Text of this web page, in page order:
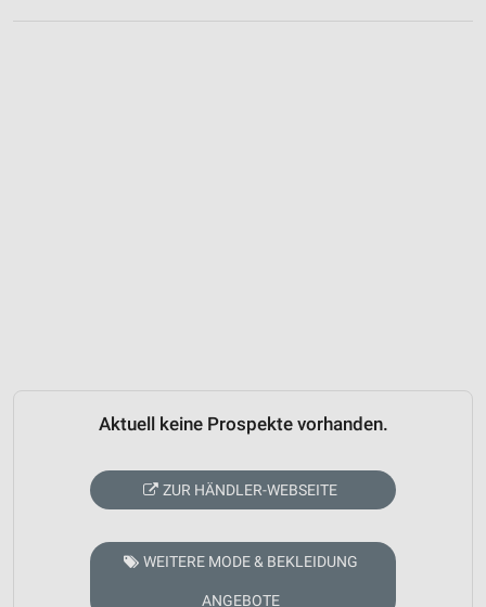
Aktuell keine Prospekte vorhanden.
ZUR HÄNDLER-WEBSEITE
WEITERE MODE & BEKLEIDUNG
ANGEBOTE